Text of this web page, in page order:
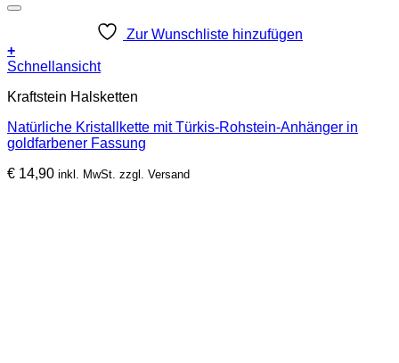
Zur Wunschliste hinzufügen
+
Schnellansicht
Kraftstein Halsketten
Natürliche Kristallkette mit Türkis-Rohstein-Anhänger in
goldfarbener Fassung
€ 14,90 inkl. MwSt. zzgl. Versand